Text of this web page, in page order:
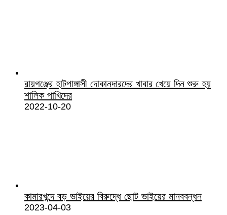
রায়গঞ্জের হাটপাঙ্গাসী দোকানদারদের খাবার খেয়ে দিন শুরু হয়
শালিক পাখিদের
2022-10-20
কামারখন্দে বড় ভাইয়ের বিরুদ্ধে ছোট ভাইয়ের মানববন্ধন
2023-04-03